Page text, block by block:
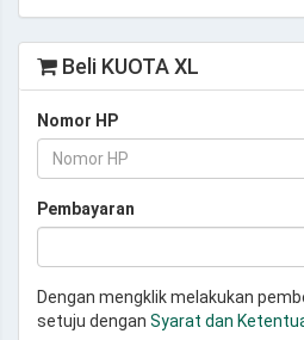
Beli KUOTA XL
Nomor HP
Pembayaran
Dengan mengklik melakukan
setuju dengan Syarat dan